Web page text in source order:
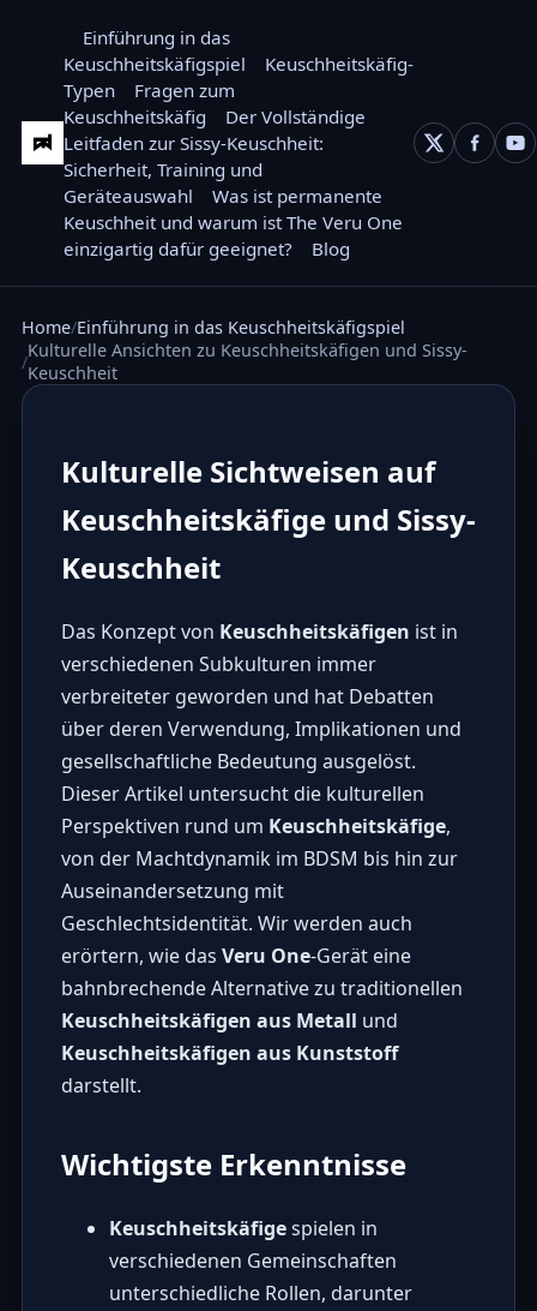
Einführung in das
Keuschheitskäfigspiel
Keuschheitskäfig-
Typen
Fragen zum
Keuschheitskäfig
Der Vollständige
Leitfaden zur Sissy-Keuschheit:
Sicherheit, Training und
Geräteauswahl
Was ist permanente
Keuschheit und warum ist The Veru One
einzigartig dafür geeignet?
Blog
Home Einführung in das Keuschheitskäfigspiel
Kulturelle Ansichten zu Keuschheitskäfigen und Sissy-
Keuschheit
Kulturelle Sichtweisen auf
Keuschheitskäfige und Sissy-
Keuschheit
Das Konzept von Keuschheitskäfigen ist in
verschiedenen Subkulturen immer
verbreiteter geworden und hat Debatten
über deren Verwendung, Implikationen und
gesellschaftliche Bedeutung ausgelöst.
Dieser Artikel untersucht die kulturellen
Perspektiven rund um Keuschheitskäfige,
von der Machtdynamik im BDSM bis hin zur
Auseinandersetzung mit
Geschlechtsidentität. Wir werden auch
erörtern, wie das Veru One-Gerät eine
bahnbrechende Alternative zu traditionellen
Keuschheitskäfigen aus Metall und
Keuschheitskäfigen aus Kunststoff
darstellt.
Wichtigste Erkenntnisse
Keuschheitskäfigespielen in
verschiedenen Gemeinschaften
unterschiedliche Rollen, darunter